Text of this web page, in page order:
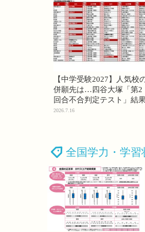
【中学受験2027】人気校
併願先は…四谷大塚「第2
回合不合判定テスト」結
2026.7.16
全国学力・学習